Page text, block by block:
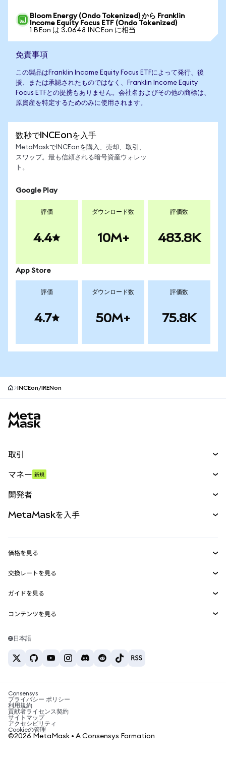
Bloom Energy (Ondo Tokenized) から Franklin
Income Equity Focus ETF (Ondo Tokenized)
1 BEon は 3.0648 INCEon に相当
免責事項
この製品はFranklin Income Equity Focus ETFによって発行、後
援、または承認されたものではなく、Franklin Income Equity
Focus ETFとの提携もありません。会社名およびその他の商標は、
原資産を特定するためのみに使用されます。
数秒でINCEonを入手
MetaMaskでINCEonを購入、売却、取引、
スワップ。最も信頼される暗号資産ウォレッ
ト。
Google Play
評価
4.4
ダウンロード数
10M+
評価数
483.8K
App Store
評価
4.7
ダウンロード数
50M+
評価数
75.8K
INCEon/IRENon
取引
パーペチュアル
RWA
マネー 新規
開発者
MetaMask Connect
Snaps
Web3サービス
MetaMaskを入手
セキュリティ
サポート
キャリア
お問い合わせ
価格を見る
イーサリアムの価格
Solanaの価格
Tetherの価格
交換レートを見る
ETH→USD
USDT→INR
BTC→INR
ETH→USDT
ガイドを見る
ETHの購入
USDTの購入
SHIBの購入
BNBの購入
コンテンツを見る
Solanaウォレット
税制関連ニュース
暗号資産の購入方法は？
ビットコインを売るには？
日本語
Consensys
プライバシー ポリシー
利用規約
貢献者ライセンス契約
サイトマップ
アクセシビリティ
Cookieの管理
©2026 MetaMask • A Consensys Formation